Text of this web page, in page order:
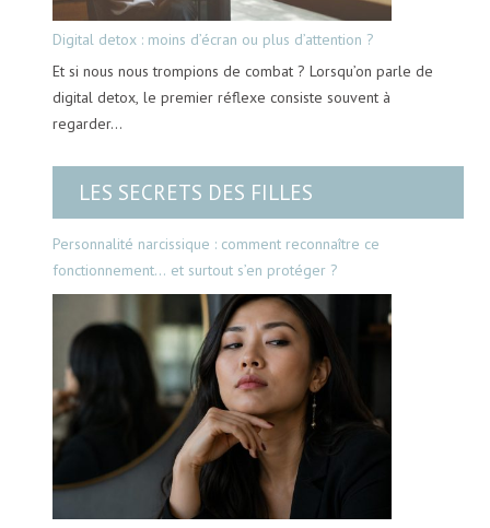
Digital detox : moins d’écran ou plus d’attention ?
Et si nous nous trompions de combat ? Lorsqu’on parle de
digital detox, le premier réflexe consiste souvent à
regarder…
LES SECRETS DES FILLES
Personnalité narcissique : comment reconnaître ce
fonctionnement… et surtout s’en protéger ?